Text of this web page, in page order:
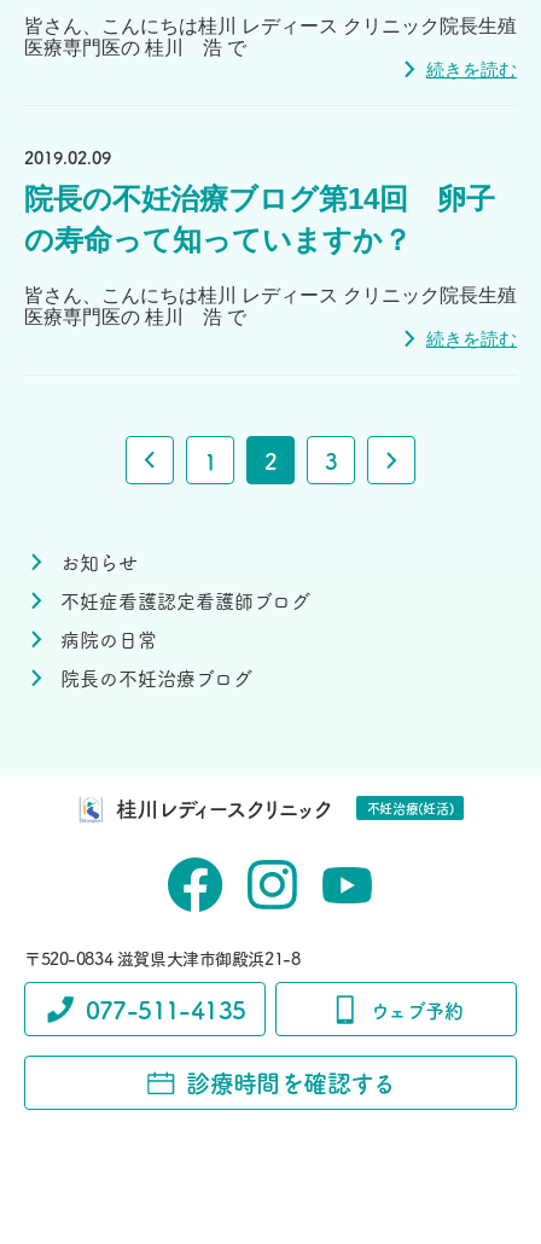
皆さん、こんにちは桂川 レディース クリニック院長生殖
医療専門医の 桂川 浩 で
続きを読む
2019.02.09
院長の不妊治療ブログ第14回 卵子
の寿命って知っていますか？
皆さん、こんにちは桂川 レディース クリニック院長生殖
医療専門医の 桂川 浩 で
続きを読む
1 2 3
お知らせ
不妊症看護認定看護師ブログ
病院の日常
院長の不妊治療ブログ
桂川レディースクリニック 不妊治療(妊活)
〒520-0834 滋賀県大津市御殿浜21-8
077-511-4135 ウェブ予約
診療時間を確認する